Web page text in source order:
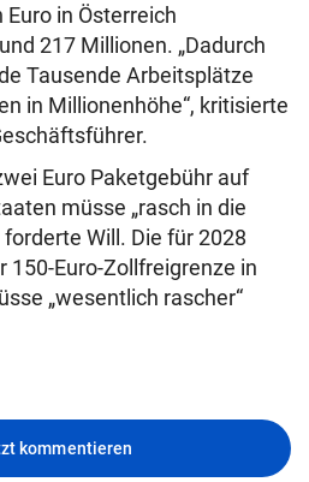
in Österreich
217 Millionen. „Dadurch
Tausende Arbeitsplätze
in Millionenhöhe“, kritisierte
Euro Paketgebühr auf
müsse „rasch in die
Will. Die für 2028
150-Euro-Zollfreigrenze in
„wesentlich rascher“
kommentieren